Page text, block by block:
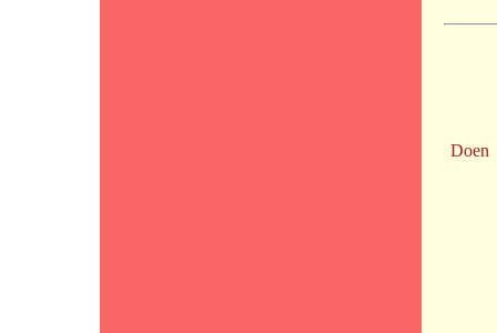
Doen